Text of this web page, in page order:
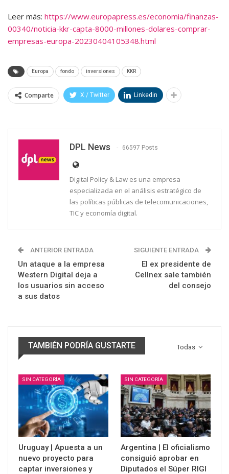
Leer más: https://www.europapress.es/economia/finanzas-
00340/noticia-kkr-capta-8000-millones-dolares-comprar-
empresas-europa-20230404105348.html
Europa fondo inversiones KKR
Comparte X / Twitter Linkedin
DPL News 66597 Posts
Digital Policy & Law es una empresa
especializada en el análisis estratégico de
las políticas públicas de telecomunicaciones,
TIC y economía digital.
ANTERIOR ENTRADA
Un ataque a la empresa
Western Digital deja a
los usuarios sin acceso
a sus datos
SIGUIENTE ENTRADA
El ex presidente de
Cellnex sale también
del consejo
Todas
TAMBIÉN PODRÍA GUSTARTE
SIN CATEGORÍA
Uruguay | Apuesta a un
nuevo proyecto para
captar inversiones y
SIN CATEGORÍA
Argentina | El oficialismo
consiguió aprobar en
Diputados el Súper RIGI